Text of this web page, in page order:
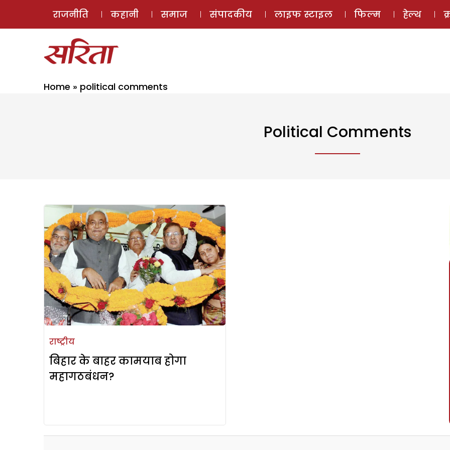
ई-मैगज़ीन
राजनीति कहानी समाज संपादकीय लाइफ स्टाइल फिल्म हेल्थ
Home » political comments
Political Comments
राष्ट्रीय
बिहार के बाहर कामयाब होगा
महागठबंधन?